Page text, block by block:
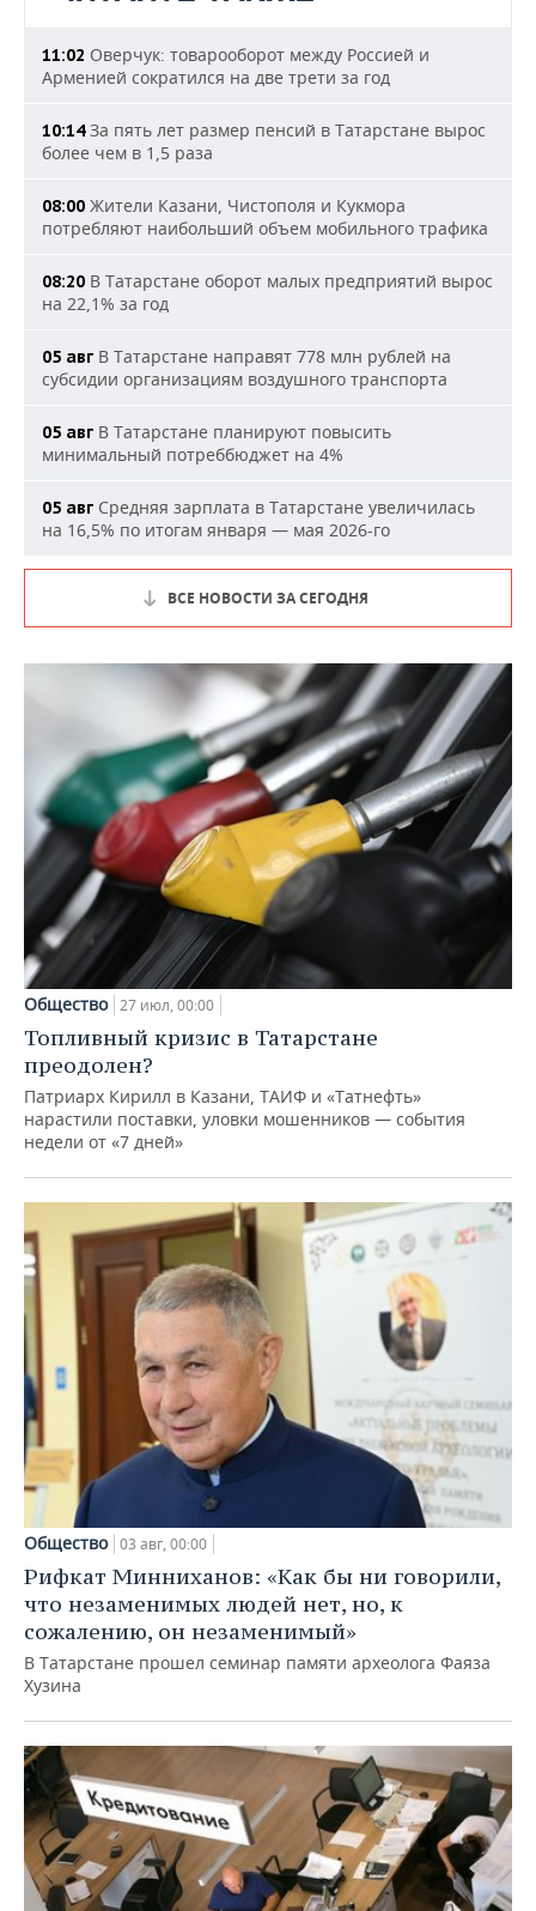
11:02 Оверчук: товарооборот между Россией и
Арменией сократился на две трети за год
10:14За пять лет размер пенсий в Татарстане вырос
более чем в 1,5 раза
08:00 Жители Казани, Чистополя и Кукмора
потребляют наибольший объем мобильного трафика
08:20 В Татарстане оборот малых предприятий вырос
на 22,1% за год
05 авг В Татарстане направят 778 млн рублей на
субсидии организациям воздушного транспорта
05 авг В Татарстане планируют повысить
минимальный потреббюджет на 4%
05 авг Средняя зарплата в Татарстане увеличилась
на 16,5% по итогам января — мая 2026-го
ВСЕ НОВОСТИ ЗА СЕГОДНЯ
Общество 27 июл, 00:00
Топливный кризис в Татарстане
преодолен?
Патриарх Кирилл в Казани, ТАИФ и «Татнефть»
нарастили поставки, уловки мошенников — события
недели от «7 дней»
Общество 03 авг, 00:00
Рифкат Минниханов: «Как бы ни говорили,
что незаменимых людей нет, но, к
сожалению, он незаменимый»
В Татарстане прошел семинар памяти археолога Фаяза
Хузина